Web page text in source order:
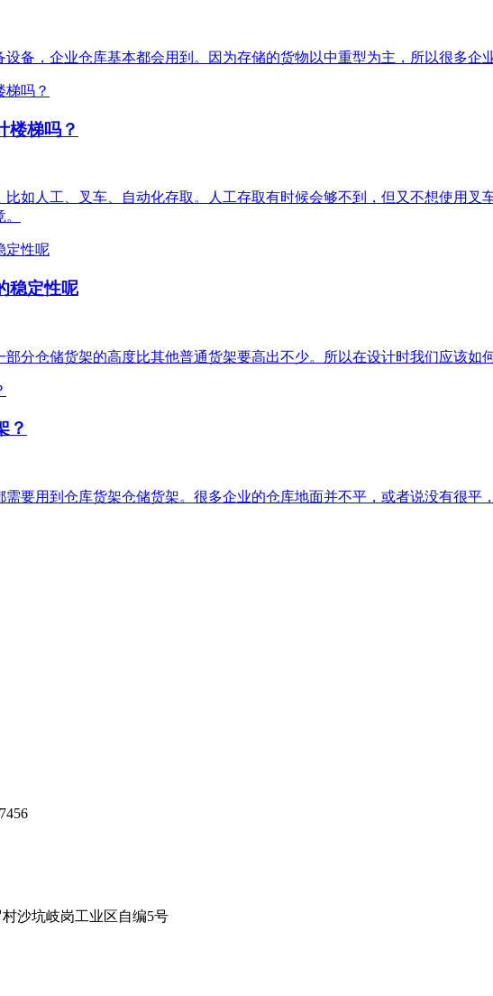
备，企业仓库基本都会用到。因为存储的货物以中重型为主，所以很多企
楼梯吗？
如人工、叉车、自动化存取。人工存取有时候会够不到，但又不想使用
稳定性呢
分仓储货架的高度比其他普通货架要高出不少。所以在设计时我们应该如
？
要用到仓库货架仓储货架。很多企业的仓库地面并不平，或者说没有很
沙坑岐岗工业区自编5号